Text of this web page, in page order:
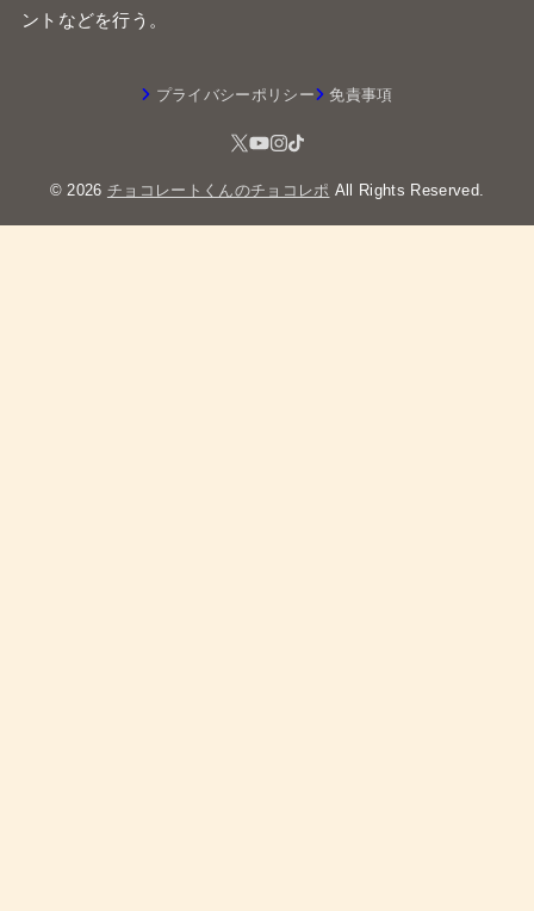
ントなどを行う。
プライバシーポリシー 免責事項
© 2026 チョコレートくんのチョコレポ All Rights Reserved.